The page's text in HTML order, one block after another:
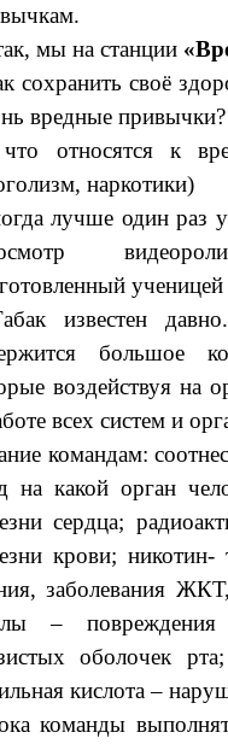
мы на станции
сохранить своё
вредные привычки?
относятся к
наркотики)
лучше один раз
ученицей
известен
большое
воздействуя на
всех систем и
командам:
на какой орган
сердца;
крови; никотин-
заболевания
– повреждения
оболочек
кислота –
команды